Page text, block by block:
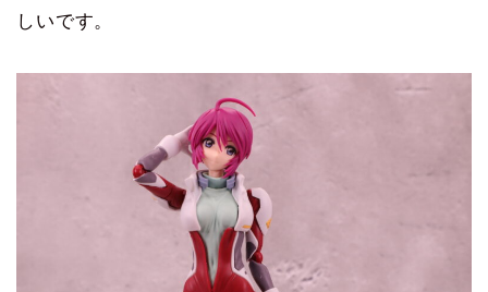
しいです。